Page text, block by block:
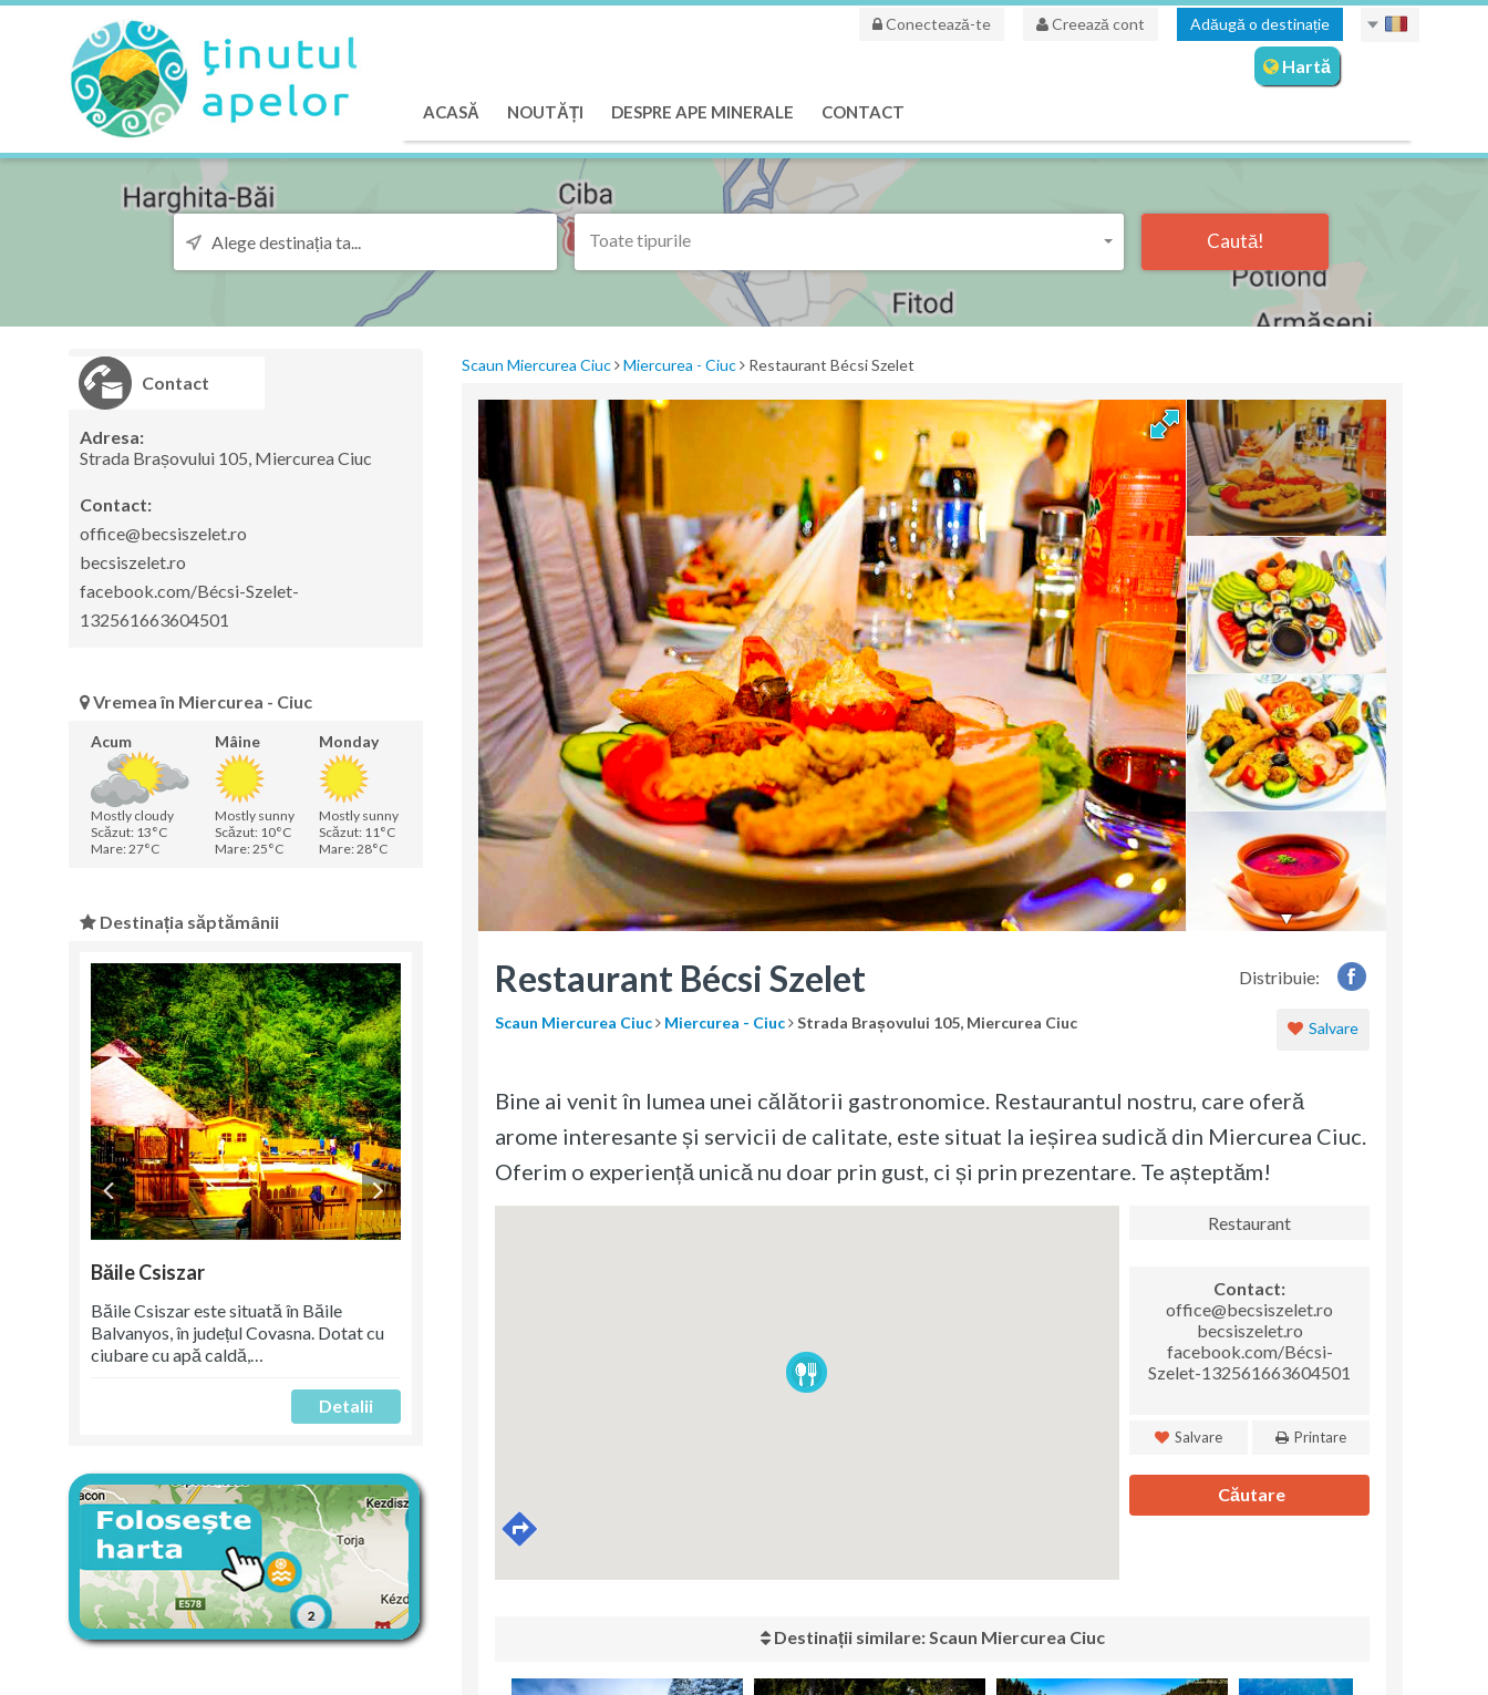
Conectează-te Creează cont Adăugă o destinație
ACASĂ NOUTĂȚI DESPRE APE MINERALE CONTACT
Hartă
Toate tipurile Caută!
Contact
Adresa:
Strada Brașovului 105, Miercurea Ciuc
Contact:
office@becsiszelet.ro
becsiszelet.ro
facebook.com/Bécsi-Szelet-
132561663604501
Vremea în Miercurea - Ciuc
Acum Mâine Monday
Mostly cloudy Mostly sunny
Mostly sunny
Scăzut: 13°C
Scăzut: 10°C
Scăzut: 11°C
Mare: 27°C
Mare: 25°C Mare: 28°C
Destinația săptămânii
Băile Csiszar
Băile Csiszar este situată în Băile
Balvanyos, în județul Covasna. Dotat cu
ciubare cu apă caldă,…
Detalii
Scaun Miercurea Ciuc Miercurea - Ciuc Restaurant Bécsi Szelet
Distribuie:
Restaurant Bécsi Szelet
Scaun Miercurea Ciuc Miercurea - Ciuc Strada Brașovului 105, Miercurea Ciuc Salvare
Bine ai venit în lumea unei călătorii gastronomice. Restaurantul nostru, care oferă
arome interesante și servicii de calitate, este situat la ieșirea sudică din Miercurea Ciuc.
Oferim o experiență unică nu doar prin gust, ci și prin prezentare. Te așteptăm!
Restaurant
Contact:
office@becsiszelet.ro
becsiszelet.ro
facebook.com/Bécsi-
Szelet-132561663604501
Salvare Printare
Căutare
Destinații similare: Scaun Miercurea Ciuc